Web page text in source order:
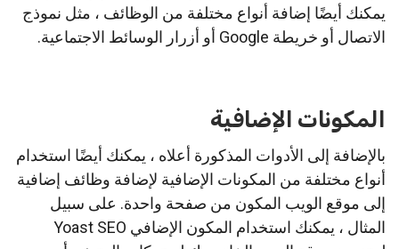
يمكنك أيضًا إضافة أنواع مختلفة من الوظائف ، مثل نموذج
الاتصال أو خريطة Google أو أزرار الوسائط الاجتماعية.
المكونات الإضافية
بالإضافة إلى الأدوات المذكورة أعلاه ، يمكنك أيضًا استخدام
أنواع مختلفة من المكونات الإضافية لإضافة وظائف إضافية
إلى موقع الويب المكون من صفحة واحدة. على سبيل
المثال ، يمكنك استخدام المكون الإضافي Yoast SEO